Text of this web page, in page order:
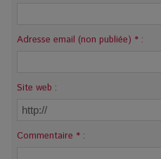
Adresse email (non publiée) * :
Site web :
Commentaire * :